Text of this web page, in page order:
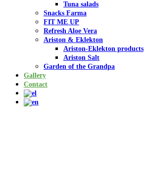
Tuna salads
Snacks Farma
FIT ME UP
Refresh Aloe Vera
Ariston & Eklekton
Ariston-Eklekton products
Ariston Salt
Garden of the Grandpa
Gallery
Contact